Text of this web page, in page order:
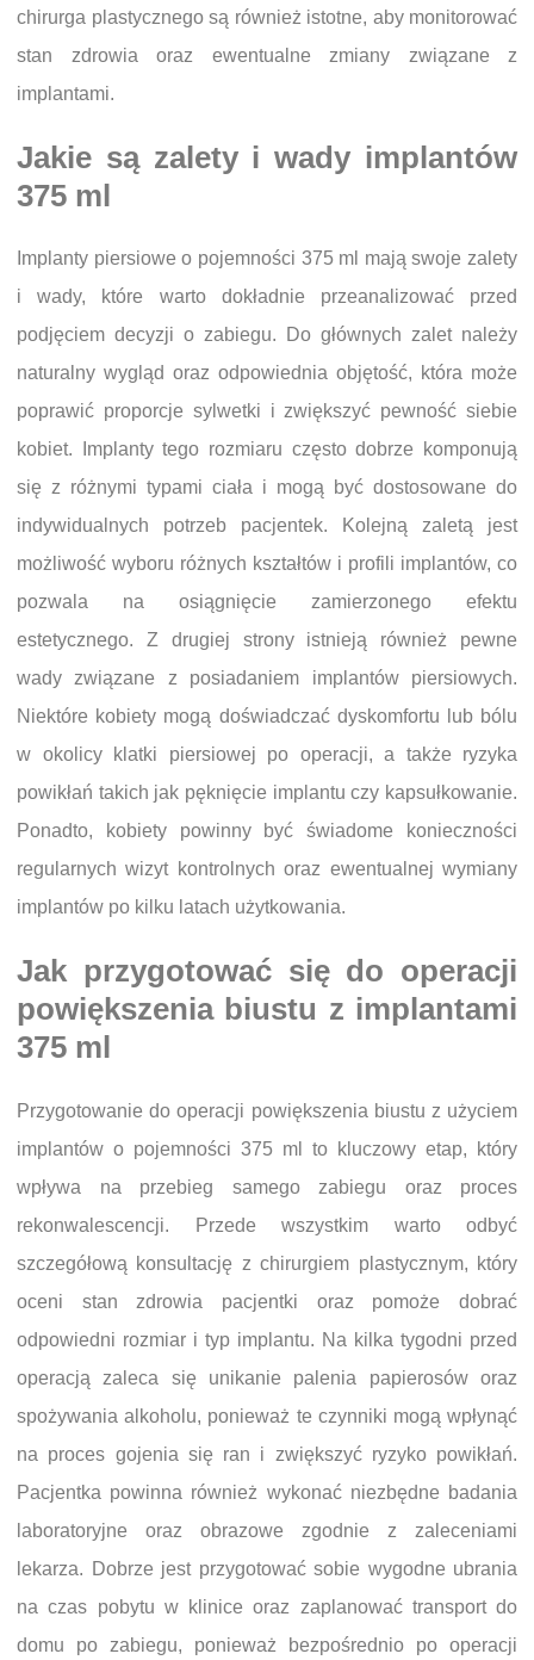
chirurga plastycznego są również istotne, aby monitorować
stan zdrowia oraz ewentualne zmiany związane z
implantami.
Jakie są zalety i wady implantów
375 ml
Implanty piersiowe o pojemności 375 ml mają swoje zalety
i wady, które warto dokładnie przeanalizować przed
podjęciem decyzji o zabiegu. Do głównych zalet należy
naturalny wygląd oraz odpowiednia objętość, która może
poprawić proporcje sylwetki i zwiększyć pewność siebie
kobiet. Implanty tego rozmiaru często dobrze komponują
się z różnymi typami ciała i mogą być dostosowane do
indywidualnych potrzeb pacjentek. Kolejną zaletą jest
możliwość wyboru różnych kształtów i profili implantów, co
pozwala na osiągnięcie zamierzonego efektu
estetycznego. Z drugiej strony istnieją również pewne
wady związane z posiadaniem implantów piersiowych.
Niektóre kobiety mogą doświadczać dyskomfortu lub bólu
w okolicy klatki piersiowej po operacji, a także ryzyka
powikłań takich jak pęknięcie implantu czy kapsułkowanie.
Ponadto, kobiety powinny być świadome konieczności
regularnych wizyt kontrolnych oraz ewentualnej wymiany
implantów po kilku latach użytkowania.
Jak przygotować się do operacji
powiększenia biustu z implantami
375 ml
Przygotowanie do operacji powiększenia biustu z użyciem
implantów o pojemności 375 ml to kluczowy etap, który
wpływa na przebieg samego zabiegu oraz proces
rekonwalescencji. Przede wszystkim warto odbyć
szczegółową konsultację z chirurgiem plastycznym, który
oceni stan zdrowia pacjentki oraz pomoże dobrać
odpowiedni rozmiar i typ implantu. Na kilka tygodni przed
operacją zaleca się unikanie palenia papierosów oraz
spożywania alkoholu, ponieważ te czynniki mogą wpłynąć
na proces gojenia się ran i zwiększyć ryzyko powikłań.
Pacjentka powinna również wykonać niezbędne badania
laboratoryjne oraz obrazowe zgodnie z zaleceniami
lekarza. Dobrze jest przygotować sobie wygodne ubrania
na czas pobytu w klinice oraz zaplanować transport do
domu po zabiegu, ponieważ bezpośrednio po operacji